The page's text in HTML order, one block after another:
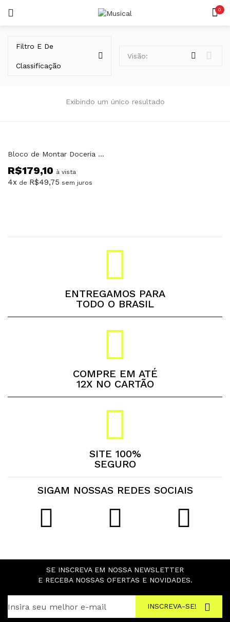
0
Exibindo um único resultado
Filtro E De
Classificação
Visão:
Bloco de Montar Doceria City Corner Keeppley
R$179,10 à vista
4x de R$49,75 sem juros
ENTREGAMOS PARA
TODO O BRASIL
COMPRE EM ATÉ
12X NO CARTÃO
SITE 100%
SEGURO
SIGAM NOSSAS REDES SOCIAIS
SE INSCREVA EM NOSSA NEWSLETTER
E RECEBA NOSSAS OFERTAS E NOVIDADES.
INSCREVA-SE!